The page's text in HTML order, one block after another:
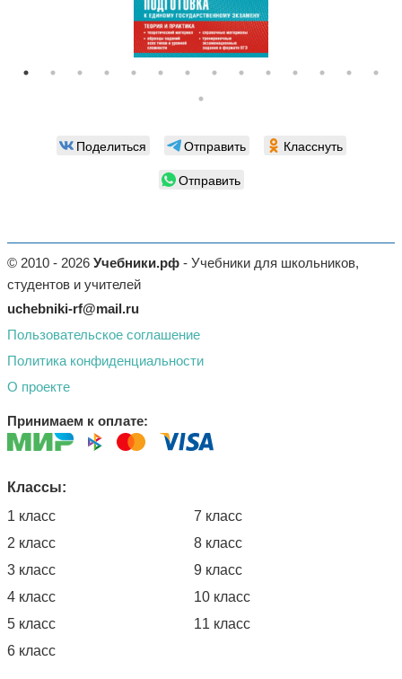
Поделиться Отправить
Класснуть
Отправить
© 2010 - 2026 Учебники.рф - Учебники для школьников,
студентов и учителей
uchebniki-rf@mail.ru
Пользовательское соглашение
Политика конфиденциальности
О проекте
Принимаем к оплате:
Классы:
1 класс
2 класс
3 класс
4 класс
5 класс
6 класс
7 класс
8 класс
9 класс
10 класс
11 класс